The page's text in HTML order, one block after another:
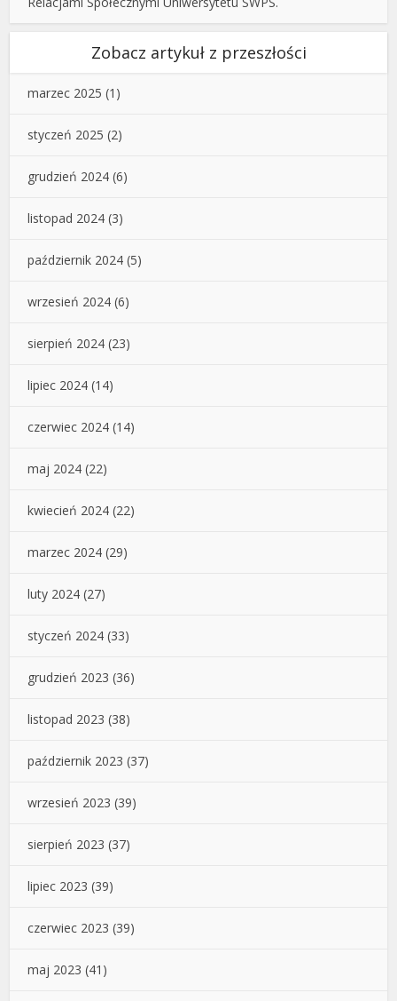
Zobacz artykuł z przeszłości
marzec 2025 (1)
styczeń 2025 (2)
grudzień 2024 (6)
listopad 2024 (3)
październik 2024 (5)
wrzesień 2024 (6)
sierpień 2024 (23)
lipiec 2024 (14)
czerwiec 2024 (14)
maj 2024 (22)
kwiecień 2024 (22)
marzec 2024 (29)
luty 2024 (27)
styczeń 2024 (33)
grudzień 2023 (36)
listopad 2023 (38)
październik 2023 (37)
wrzesień 2023 (39)
sierpień 2023 (37)
lipiec 2023 (39)
czerwiec 2023 (39)
maj 2023 (41)